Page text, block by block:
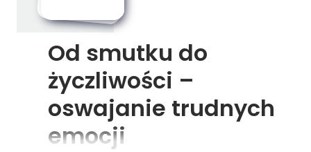
Od smutku do
życzliwości –
oswajanie trudnych
emocji